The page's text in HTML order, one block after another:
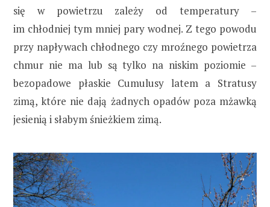
się w powietrzu zależy od temperatury –
im chłodniej tym mniej pary wodnej. Z tego powodu
przy napływach chłodnego czy mroźnego powietrza
chmur nie ma lub są tylko na niskim poziomie –
bezopadowe płaskie Cumulusy latem a Stratusy
zimą, które nie dają żadnych opadów poza mżawką
jesienią i słabym śnieżkiem zimą.